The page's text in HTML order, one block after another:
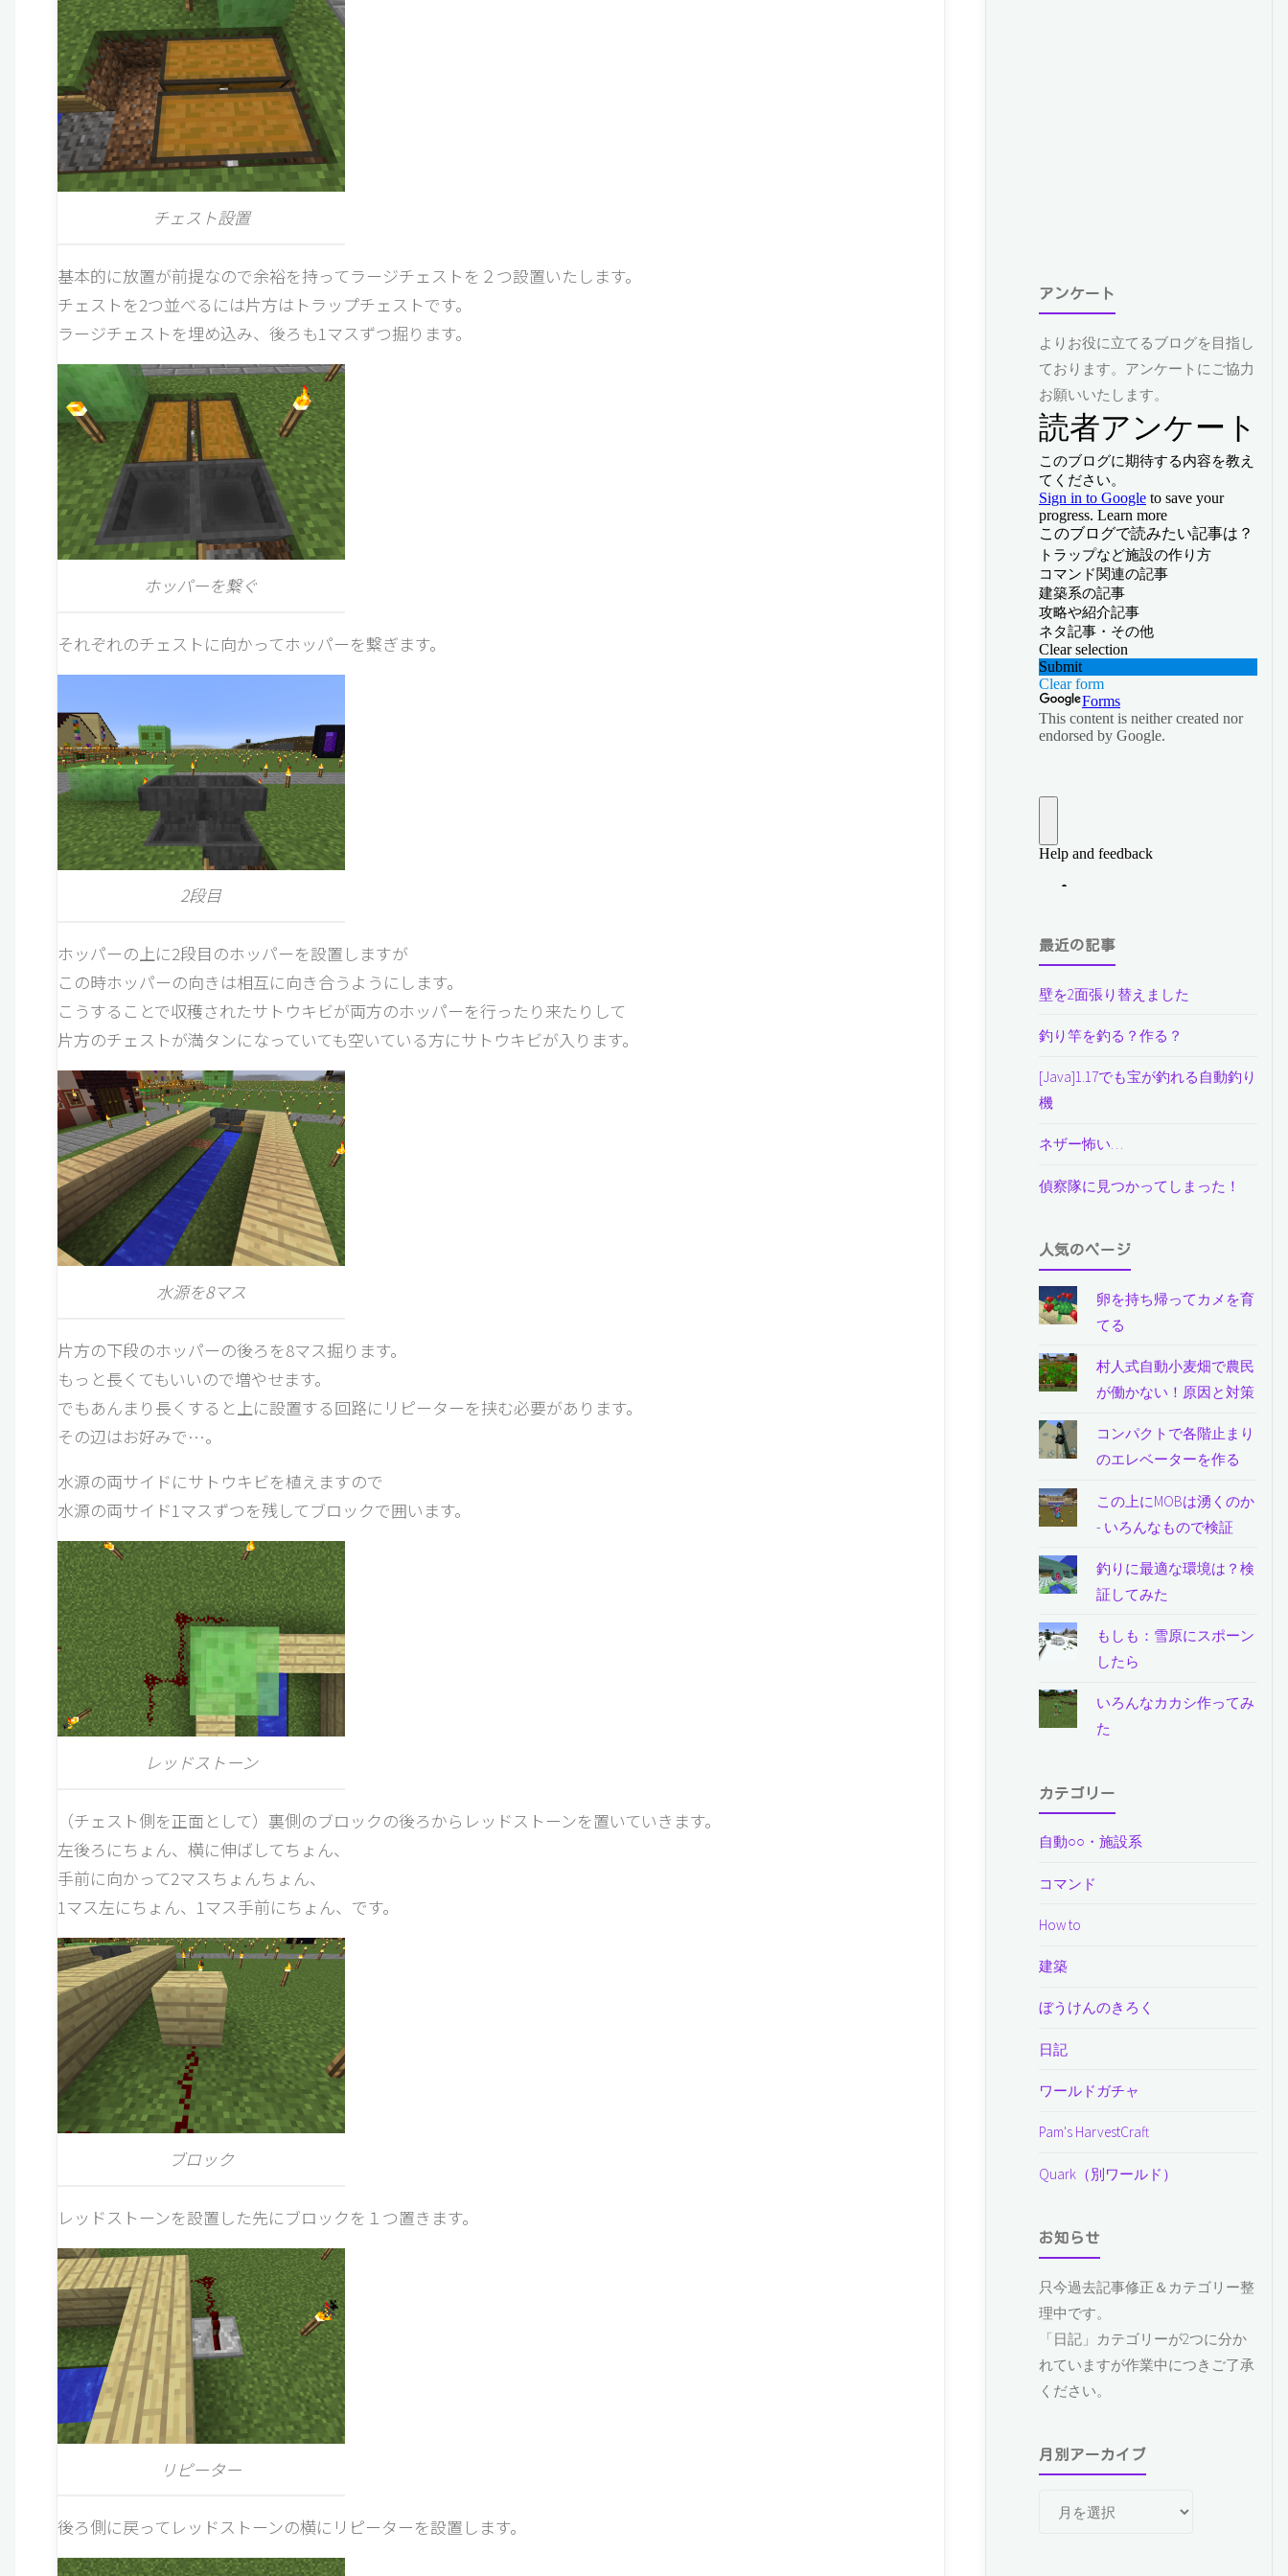
チェスト設置
基本的に放置が前提なので余裕を持ってラージチェストを２つ設置いたします。
チェストを2つ並べるには片方はトラップチェストです。
ラージチェストを埋め込み、後ろも1マスずつ掘ります。
ホッパーを繋ぐ
それぞれのチェストに向かってホッパーを繋ぎます。
2段目
ホッパーの上に2段目のホッパーを設置しますが
この時ホッパーの向きは相互に向き合うようにします。
こうすることで収穫されたサトウキビが両方のホッパーを行ったり来たりして
片方のチェストが満タンになっていても空いている方にサトウキビが入ります。
水源を8マス
片方の下段のホッパーの後ろを8マス掘ります。
もっと長くてもいいので増やせます。
でもあんまり長くすると上に設置する回路にリピーターを挟む必要があります。
その辺はお好みで…。
水源の両サイドにサトウキビを植えますので
水源の両サイド1マスずつを残してブロックで囲います。
レッドストーン
（チェスト側を正面として）裏側のブロックの後ろからレッドストーンを置いていきます。
左後ろにちょん、横に伸ばしてちょん、
手前に向かって2マスちょんちょん、
1マス左にちょん、1マス手前にちょん、です。
ブロック
レッドストーンを設置した先にブロックを１つ置きます。
リピーター
後ろ側に戻ってレッドストーンの横にリピーターを設置します。
アンケート
よりお役に立てるブログを目指し
ております。アンケートにご協力
お願いいたします。
最近の記事
壁を2面張り替えました
釣り竿を釣る？作る？
[Java]1.17でも宝が釣れる自動釣り
機
ネザー怖い…
偵察隊に見つかってしまった！
人気のページ
卵を持ち帰ってカメを育
てる
村人式自動小麦畑で農民
が働かない！原因と対策
コンパクトで各階止まり
のエレベーターを作る
この上にMOBは湧くのか
- いろんなもので検証
釣りに最適な環境は？検
証してみた
もしも：雪原にスポーン
したら
いろんなカカシ作ってみ
た
カテゴリー
自動○○・施設系
コマンド
How to
建築
ぼうけんのきろく
日記
ワールドガチャ
Pam's HarvestCraft
Quark（別ワールド）
お知らせ
只今過去記事修正＆カテゴリー整
理中です。
「日記」カテゴリーが2つに分か
れていますが作業中につきご了承
ください。
月別アーカイブ